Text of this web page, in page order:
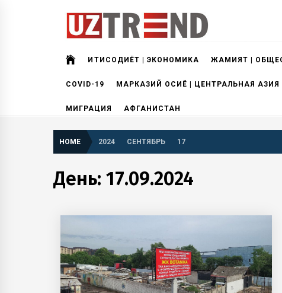
uztrend
ИҚТИСОДИЁТ | ЭКОНОМИКА ЖАМИЯТ |
COVID-19 МАРКАЗИЙ ОСИЁ | ЦЕНТРАЛЬНАЯ АЗИЯ
МИГРАЦИЯ АФГАНИСТАН
HOME 2024 СЕНТЯБРЬ 17
День:17.09.2024